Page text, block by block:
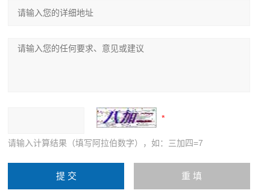
请输入计算结果（填写阿拉伯数字），如：三加四=7